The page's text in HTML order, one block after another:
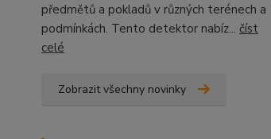
předmětů a pokladů v různých terénech a
podmínkách. Tento detektor nabíz... číst
celé
Zobrazit všechny novinky